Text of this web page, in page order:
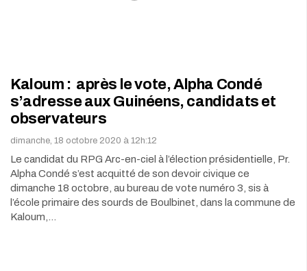
Kaloum : après le vote, Alpha Condé
s’adresse aux Guinéens, candidats et
observateurs
dimanche, 18 octobre 2020 à 12h:12
Le candidat du RPG Arc-en-ciel à l’élection présidentielle, Pr.
Alpha Condé s’est acquitté de son devoir civique ce
dimanche 18 octobre, au bureau de vote numéro 3, sis à
l’école primaire des sourds de Boulbinet, dans la commune de
Kaloum,…